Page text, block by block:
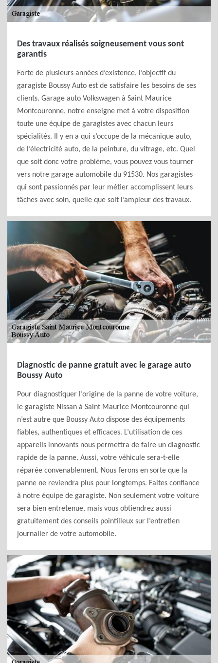
Des travaux réalisés soigneusement vous sont
garantis
Forte de plusieurs années d’existence, l’objectif du
garagiste Boussy Auto est de satisfaire les besoins de ses
clients. Garage auto Volkswagen à Saint Maurice
Montcouronne, notre enseigne met à votre disposition
toute une équipe de garagistes avec chacun leurs
spécialités. Il y en a qui s’occupe de la mécanique auto,
de l’électricité auto, de la peinture, du vitrage, etc. Quel
que soit donc votre problème, vous pouvez vous tourner
vers notre garage automobile du 91530. Nos garagistes
qui sont passionnés par leur métier accomplissent leurs
tâches avec soin, quelle que soit l’ampleur des travaux.
Diagnostic de panne gratuit avec le garage auto
Boussy Auto
Pour diagnostiquer l’origine de la panne de votre voiture,
le garagiste Nissan à Saint Maurice Montcouronne qui
n’est autre que Boussy Auto dispose des équipements
fiables, authentiques et efficaces. L’utilisation de ces
appareils innovants nous permettra de faire un diagnostic
rapide de la panne. Aussi, votre véhicule sera-t-elle
réparée convenablement. Nous ferons en sorte que la
panne ne reviendra plus pour longtemps. Faites confiance
à notre équipe de garagiste. Non seulement votre voiture
sera bien entretenue, mais vous obtiendrez aussi
gratuitement des conseils pointilleux sur l’entretien
journalier de votre automobile.